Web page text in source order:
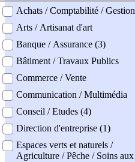
professionel
Achats / Comptabilité / Gestion
Arts / Artisanat d'art
Banque / Assurance (3)
Bâtiment / Travaux Publics
Commerce / Vente
Communication / Multimédia
Conseil / Etudes (4)
Direction d'entreprise (1)
Espaces verts et naturels /
Agriculture / Pêche / Soins aux